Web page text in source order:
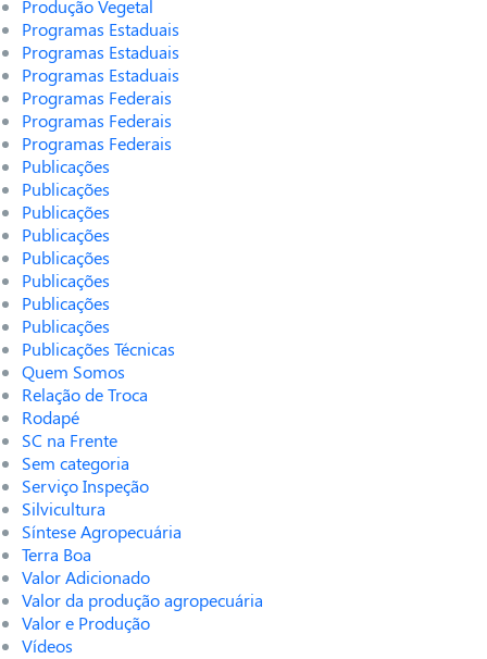
Produção Vegetal
Programas Estaduais
Programas Estaduais
Programas Estaduais
Programas Federais
Programas Federais
Programas Federais
Publicações
Publicações
Publicações
Publicações
Publicações
Publicações
Publicações
Publicações
Publicações Técnicas
Quem Somos
Relação de Troca
Rodapé
SC na Frente
Sem categoria
Serviço Inspeção
Silvicultura
Síntese Agropecuária
Terra Boa
Valor Adicionado
Valor da produção agropecuária
Valor e Produção
Vídeos